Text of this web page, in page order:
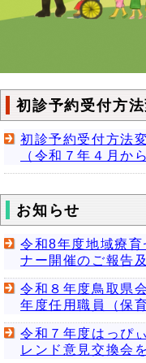
初診予約受付方
初診予約受付方法
（令和７年４月から
お知らせ
令和8年度地域療育
ナー開催のご報告
令和８年度鳥取県
年度任用職員（保
令和７年度はっぴ
レンド意見交換会